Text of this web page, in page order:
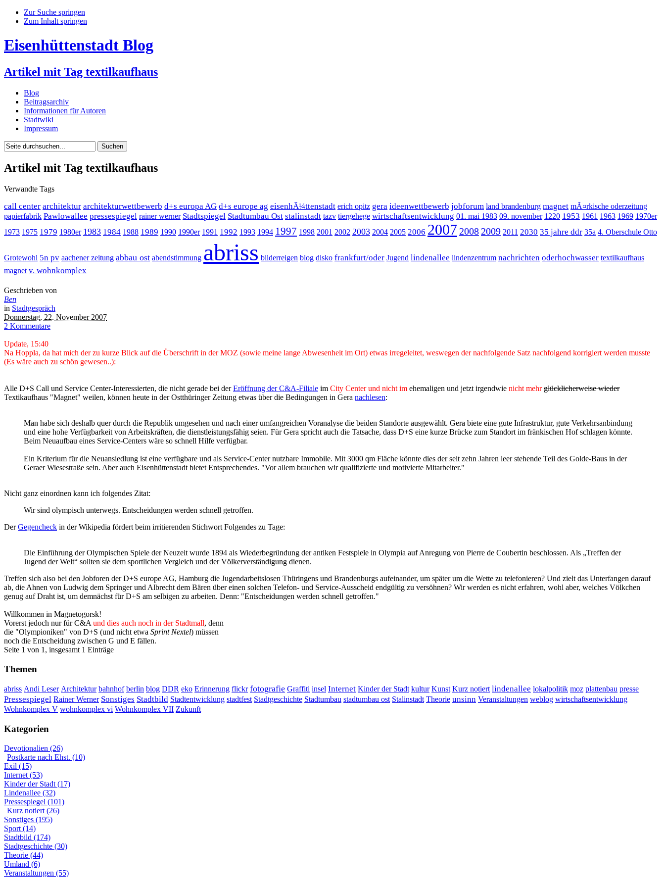
Zur Suche springen
Zum Inhalt springen
Eisenhüttenstadt Blog
Artikel mit Tag textilkaufhaus
Blog
Beitragsarchiv
Informationen für Autoren
Stadtwiki
Impressum
Artikel mit Tag textilkaufhaus
Verwandte Tags
call center architektur architekturwettbewerb d+s europa AG d+s europe ag eisenhÃ¼ttenstadt erich opitz gera ideenwettbewerb jobforum land brandenburg magnet mÃ¤rkische oderzeitung
papierfabrik Pawlowallee pressespiegel rainer werner Stadtspiegel Stadtumbau Ost stalinstadt tazv tiergehege wirtschaftsentwicklung 01. mai 1983 09. november 1220 1953 1961 1963 1969 1970er
1973 1975 1979 1980er 1983 1984 1988 1989 1990 1990er 1991 1992 1993 1994 1997 1998 2001 2002 2003 2004 2005 2006 2007 2008 2009 2011 2030 35 jahre ddr 35a 4. Oberschule Otto
Grotewohl 5n pv aachener zeitung abbau ost abendstimmung abriss bilderreigen blog disko frankfurt/oder Jugend lindenallee lindenzentrum nachrichten oderhochwasser textilkaufhaus
magnet v. wohnkomplex
Geschrieben von
Ben
in Stadtgespräch
Donnerstag, 22. November 2007
2 Kommentare
Update, 15:40
Na Hoppla, da hat mich der zu kurze Blick auf die Überschrift in der MOZ (sowie meine lange Abwesenheit im Ort) etwas irregeleitet, weswegen der nachfolgende Satz nachfolgend korrigiert werden musste
(Es wäre auch zu schön gewesen..):
Alle D+S Call und Service Center-Interessierten, die nicht gerade bei derEröffnung der C&A-Filiale im City Center und nicht im ehemaligen und jetzt irgendwie nicht mehr glücklicherweise wieder
Textikaufhaus "Magnet" weilen, können heute in der Ostthüringer Zeitung etwas über die Bedingungen in Gera nachlesen:
Man habe sich deshalb quer durch die Republik umgesehen und nach einer umfangreichen Voranalyse die beiden Standorte ausgewählt. Gera biete eine gute Infrastruktur, gute Verkehrsanbindung
und eine hohe Verfügbarkeit von Arbeitskräften, die dienstleistungsfähig seien. Für Gera spricht auch die Tatsache, dass D+S eine kurze Brücke zum Standort im fränkischen Hof schlagen könnte.
Beim Neuaufbau eines Service-Centers wäre so schnell Hilfe verfügbar.
Ein Kriterium für die Neuansiedlung ist eine verfügbare und als Service-Center nutzbare Immobile. Mit 3000 qm Fläche könnte dies der seit zehn Jahren leer stehende Teil des Golde-Baus in der
Geraer Wiesestraße sein. Aber auch Eisenhüttenstadt bietet Entsprechendes. "Vor allem brauchen wir qualifizierte und motivierte Mitarbeiter."
Nicht ganz einordnen kann ich folgendes Zitat:
Wir sind olympisch unterwegs. Entscheidungen werden schnell getroffen.
DerGegencheck in der Wikipedia fördert beim irritierenden Stichwort Folgendes zu Tage:
Die Einführung der Olympischen Spiele der Neuzeit wurde 1894 als Wiederbegründung der antiken Festspiele in Olympia auf Anregung von Pierre de Coubertin beschlossen. Als „Treffen der
Jugend der Welt“ sollten sie dem sportlichen Vergleich und der Völkerverständigung dienen.
Treffen sich also bei den Jobforen der D+S europe AG, Hamburg die Jugendarbeitslosen Thüringens und Brandenburgs aufeinander, um später um die Wette zu telefonieren? Und zielt das Unterfangen darauf
ab, die Ahnen von Ludwig dem Springer und Albrecht dem Bären über einen solchen Telefon- und Service-Ausscheid endgültig zu versöhnen? Wir werden es nicht erfahren, wohl aber, welches Völkchen
genug auf Draht ist, um demnächst für D+S am selbigen zu arbeiten. Denn: "Entscheidungen werden schnell getroffen."
Willkommen in Magnetogorsk!
Vorerst jedoch nur für C&A und dies auch noch in der Stadtmall, denn
die "Olympioniken" von D+S (und nicht etwa Sprint Nextel) müssen
noch die Entscheidung zwischen G und E fällen.
Seite 1 von 1, insgesamt 1 Einträge
Themen
abriss Andi Leser Architektur bahnhof berlin blog DDR eko Erinnerung flickr fotografie Graffiti insel Internet Kinder der Stadt kultur Kunst Kurz notiert lindenallee lokalpolitik moz plattenbau presse
Pressespiegel Rainer Werner Sonstiges Stadtbild Stadtentwicklung stadtfest Stadtgeschichte Stadtumbau stadtumbau ost Stalinstadt Theorie unsinn Veranstaltungen weblog wirtschaftsentwicklung
Wohnkomplex V wohnkomplex vi Wohnkomplex VII Zukunft
Kategorien
Devotionalien (26)
Postkarte nach Ehst. (10)
Exil (15)
Internet (53)
Kinder der Stadt (17)
Lindenallee (32)
Pressespiegel (101)
Kurz notiert (26)
Sonstiges (195)
Sport (14)
Stadtbild (174)
Stadtgeschichte (30)
Theorie (44)
Umland (6)
Veranstaltungen (55)